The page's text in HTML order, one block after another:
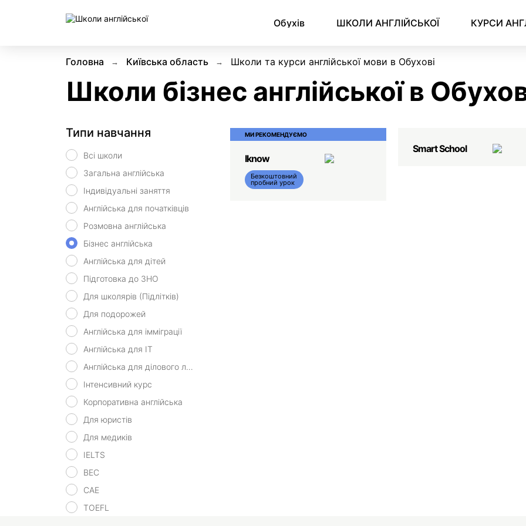
Обухів ШКОЛИ АНГЛІЙСЬКОЇ КУРСИ
Головна Київська область Школи та курси англійської мови в Обухові
Школи бізнес англійської в
Типи навчання
Всі школи
Загальна англійська
Індивідуальні заняття
Англійська для початківців
Розмовна англійська
Бізнес англійська
Англійська для дітей
Підготовка до ЗНО
Для школярів (Підлітків)
Для подорожей
Англійська для імміграції
Англійська для IT
Англійська для ділового листування
Інтенсивний курс
Корпоративна англійська
Для юристів
Для медиків
IELTS
BEC
CAE
TOEFL
МИ РЕКОМЕНДУЄМО
Iknow
Безкоштовний
пробний урок
Smart School